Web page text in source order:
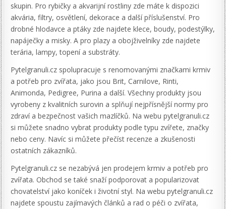
skupin. Pro rybičky a akvarijní rostliny zde máte k dispozici
akvária, filtry, osvětlení, dekorace a další příslušenství. Pro
drobné hlodavce a ptáky zde najdete klece, boudy, podestýlky,
napáječky a misky. A pro plazy a obojživelníky zde najdete
terária, lampy, topení a substráty.
Pytelgranuli.cz spolupracuje s renomovanými značkami krmiv
a potřeb pro zvířata, jako jsou Brit, Carnilove, Rinti,
Animonda, Pedigree, Purina a další. Všechny produkty jsou
vyrobeny z kvalitních surovin a splňují nejpřísnější normy pro
zdraví a bezpečnost vašich mazlíčků. Na webu pytelgranuli.cz
si můžete snadno vybrat produkty podle typu zvířete, značky
nebo ceny. Navíc si můžete přečíst recenze a zkušenosti
ostatních zákazníků.
Pytelgranuli.cz se nezabývá jen prodejem krmiv a potřeb pro
zvířata. Obchod se také snaží podporovat a popularizovat
chovatelství jako koníček i životní styl. Na webu pytelgranuli.cz
najdete spoustu zajímavých článků a rad o péči o zvířata,